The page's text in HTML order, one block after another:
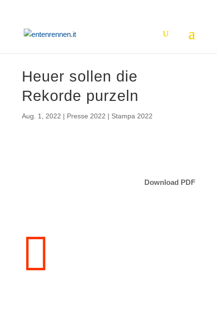
Heuer sollen die
Rekorde purzeln
Aug. 1, 2022 | Presse 2022 | Stampa 2022
Download PDF
